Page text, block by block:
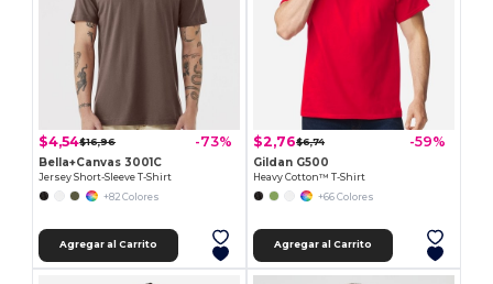
$4,54$16,96 -73%
Bella+Canvas 3001C
Jersey Short-Sleeve T-Shirt
+82 Colores
Agregar al Carrito
$2,76$6,74 -59%
Gildan G500
Heavy Cotton™ T-Shirt
+66 Colores
Agregar al Carrito